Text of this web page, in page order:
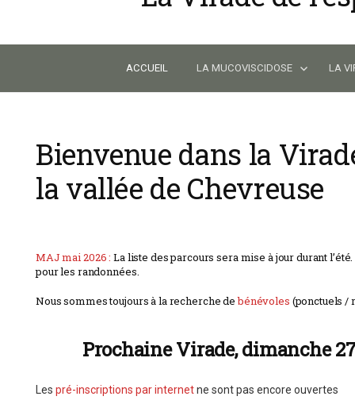
ACCUEIL LA MUCOVISCIDOSE LA
Bienvenue dans la
la vallée de Chevreuse
MAJ mai 2026 : La liste des parcours sera mise à jour durant
pour les randonnées.
Nous sommes toujours à la recherche debénévoles (ponctuels /
Prochaine Virade, dimanche
Les pré-inscriptions par internetne sont pas encore ouvertes